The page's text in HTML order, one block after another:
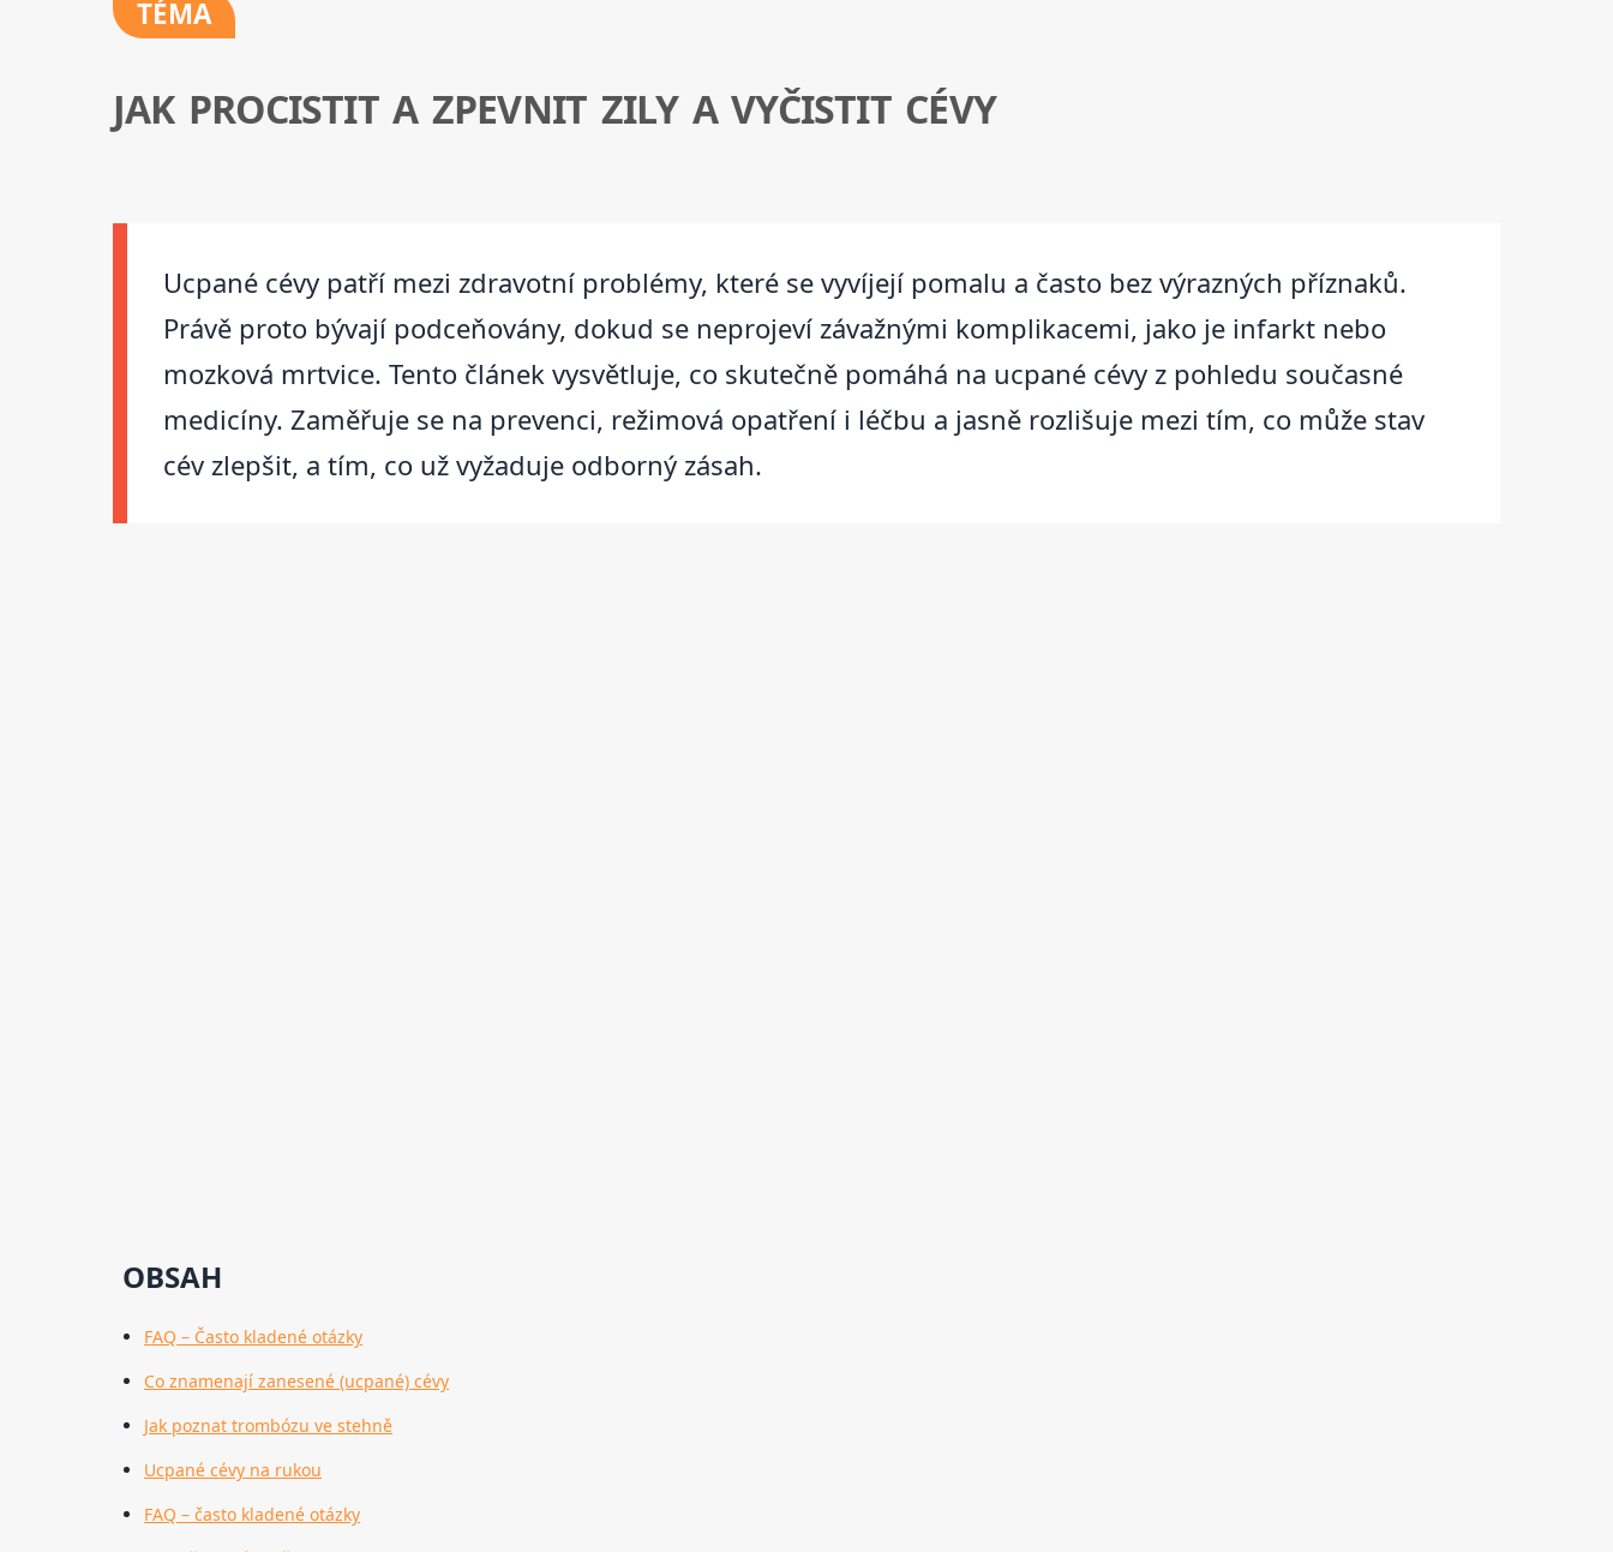
TÉMA
JAK PROCISTIT A ZPEVNIT ZILY A VYČISTIT CÉVY
Ucpané cévy patří mezi zdravotní problémy, které se vyvíjejí pomalu a často bez výrazných příznaků.
Právě proto bývají podceňovány, dokud se neprojeví závažnými komplikacemi, jako je infarkt nebo
mozková mrtvice. Tento článek vysvětluje, co skutečně pomáhá na ucpané cévy z pohledu současné
medicíny. Zaměřuje se na prevenci, režimová opatření i léčbu a jasně rozlišuje mezi tím, co může stav
cév zlepšit, a tím, co už vyžaduje odborný zásah.
OBSAH
FAQ – Často kladené otázky
Co znamenají zanesené (ucpané) cévy
Jak poznat trombózu ve stehně
Ucpané cévy na rukou
FAQ – často kladené otázky